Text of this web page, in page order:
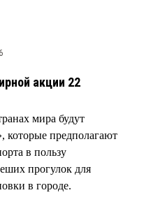
акции 22
мира будут
которые предполагают
в пользу
прогулок для
в городе.